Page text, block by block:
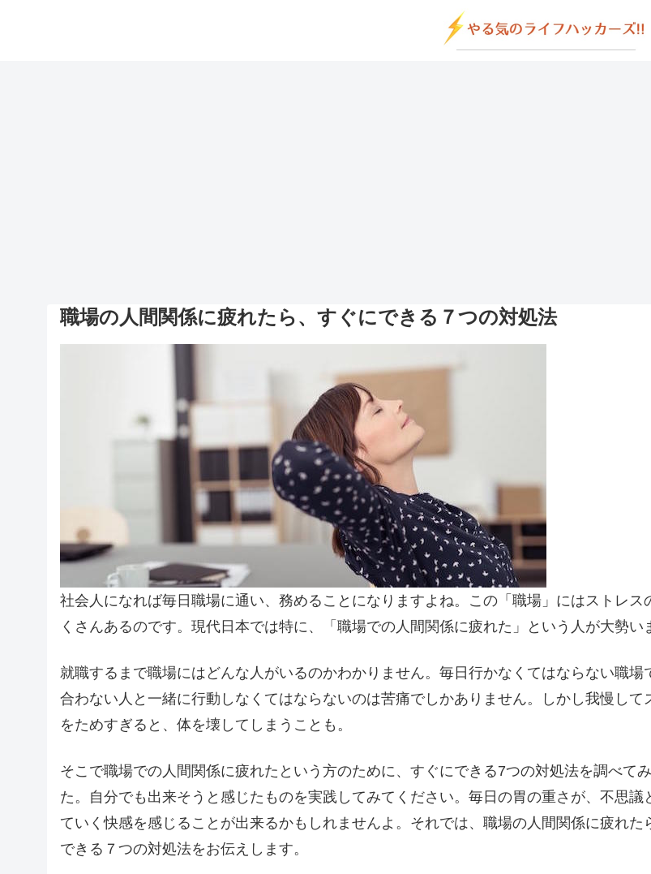
職場の人間関係に疲れたら、すぐにできる７つの対処法
社会人になれば毎日職場に通い、務めることになりますよね。この「職場」にはストレス
くさんあるのです。現代日本では特に、「職場での人間関係に疲れた」という人が大勢い
就職するまで職場にはどんな人がいるのかわかりません。毎日行かなくてはならない職場
合わない人と一緒に行動しなくてはならないのは苦痛でしかありません。しかし我慢して
をためすぎると、体を壊してしまうことも。
そこで職場での人間関係に疲れたという方のために、すぐにできる7つの対処法を調べて
た。自分でも出来そうと感じたものを実践してみてください。毎日の胃の重さが、不思議
ていく快感を感じることが出来るかもしれませんよ。それでは、職場の人間関係に疲れた
できる７つの対処法をお伝えします。